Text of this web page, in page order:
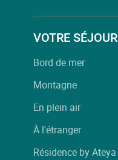
VOTRE SÉJOUR
Bord de mer
Montagne
En plein air
À l'étranger
Résidence by Ateya